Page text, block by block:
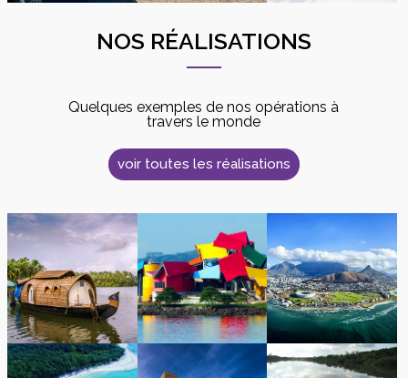
NOS RÉALISATIONS
Quelques exemples de nos opérations à
travers le monde
voir toutes les réalisations